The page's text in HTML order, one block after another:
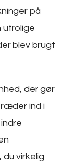
på
utrolige
blev brugt
der gør
ind i
virkelig